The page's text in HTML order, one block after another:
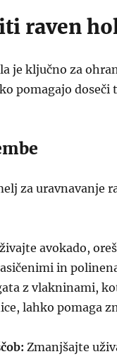
raven
je ključno za
pomagajo doseči
za uravnavanje
avokado,
in
z vlakninami,
lahko pomaga
Zmanjšajte